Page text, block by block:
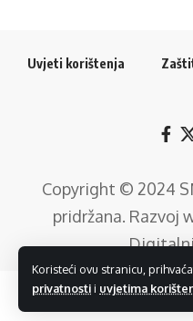
Koristeći ovu stranicu,
privatnostii uvjetima
Uvjeti korištenja
Copyright © 2024
pridržana. Razvoj